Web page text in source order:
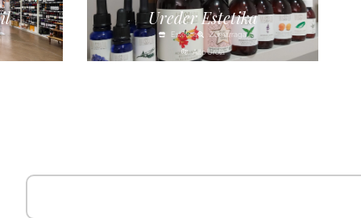
Ureder Estetika
Estética Zumarraga
Alto Urola